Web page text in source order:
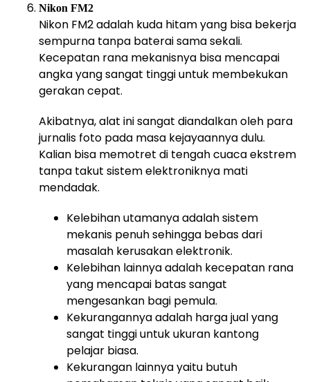
Nikon FM2
Nikon FM2 adalah kuda hitam yang bisa bekerja
sempurna tanpa baterai sama sekali.
Kecepatan rana mekanisnya bisa mencapai
angka yang sangat tinggi untuk membekukan
gerakan cepat.
Akibatnya, alat ini sangat diandalkan oleh para
jurnalis foto pada masa kejayaannya dulu.
Kalian bisa memotret di tengah cuaca ekstrem
tanpa takut sistem elektroniknya mati
mendadak.
Kelebihan utamanya adalah sistem
mekanis penuh sehingga bebas dari
masalah kerusakan elektronik.
Kelebihan lainnya adalah kecepatan rana
yang mencapai batas sangat
mengesankan bagi pemula.
Kekurangannya adalah harga jual yang
sangat tinggi untuk ukuran kantong
pelajar biasa.
Kekurangan lainnya yaitu butuh